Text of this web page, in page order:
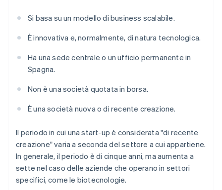
Si basa su un modello di business scalabile.
È innovativa e, normalmente, di natura tecnologica.
Ha una sede centrale o un ufficio permanente in
Spagna.
Non è una società quotata in borsa.
È una società nuova o di recente creazione.
Il periodo in cui una start-up è considerata "di recente
creazione" varia a seconda del settore a cui appartiene.
In generale, il periodo è di cinque anni, ma aumenta a
sette nel caso delle aziende che operano in settori
specifici, come le biotecnologie.